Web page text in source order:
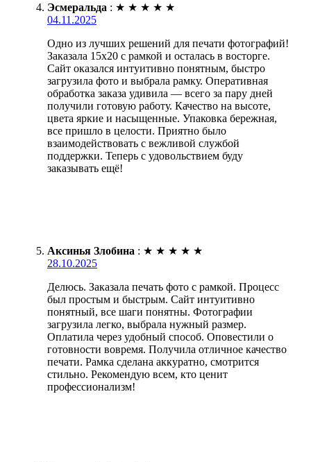
Эсмеральда : ★ ★ ★ ★ ★
04.11.2025
Одно из лучших решений для печати фотографий!
Заказала 15х20 с рамкой и осталась в восторге.
Сайт оказался интуитивно понятным, быстро
загрузила фото и выбрала рамку. Оперативная
обработка заказа удивила — всего за пару дней
получили готовую работу. Качество на высоте,
цвета яркие и насыщенные. Упаковка бережная,
все пришло в целости. Приятно было
взаимодействовать с вежливой службой
поддержки. Теперь с удовольствием буду
заказывать ещё!
Аксинья Злобина : ★ ★ ★ ★ ★
28.10.2025
Делюсь. Заказала печать фото с рамкой. Процесс
был простым и быстрым. Сайт интуитивно
понятный, все шаги понятны. Фотографии
загрузила легко, выбрала нужный размер.
Оплатила через удобный способ. Оповестили о
готовности вовремя. Получила отличное качество
печати. Рамка сделана аккуратно, смотрится
стильно. Рекомендую всем, кто ценит
профессионализм!